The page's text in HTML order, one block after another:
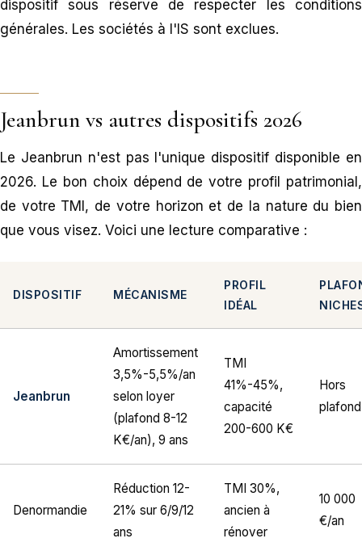
dispositif sous réserve de respecter les conditions
générales. Les sociétés à l'IS sont exclues.
Jeanbrun vs autres dispositifs 2026
Le Jeanbrun n'est pas l'unique dispositif disponible en
2026. Le bon choix dépend de votre profil patrimonial,
de votre TMI, de votre horizon et de la nature du bien
que vous visez. Voici une lecture comparative :
DISPOSITIF MÉCANISME
PROFIL
IDÉAL
Jeanbrun
Amortissement
3,5%-5,5%/an
selon loyer
(plafond 8-12
K€/an), 9 ans
TMI
41%-45%,
capacité
200-600 K€
Hors
plafond
Denormandie
Réduction 12-
21% sur 6/9/12
ans
TMI 30%,
ancien à
rénover
10 000
€/an